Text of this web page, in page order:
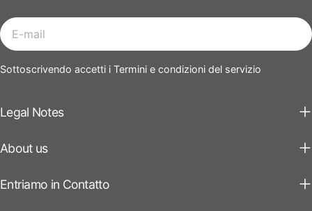
Legal Notes
About us
Entriamo in Contatto
E-
mail
Sottoscrivendo accetti i Termini e condizioni del servizio